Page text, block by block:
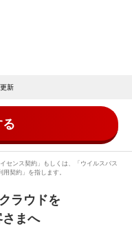
新
センス契約」もしくは、「ウイルスバス
契約」を指します。
ラウドを
まへ